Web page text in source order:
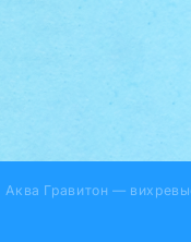
Аква Гравитон —